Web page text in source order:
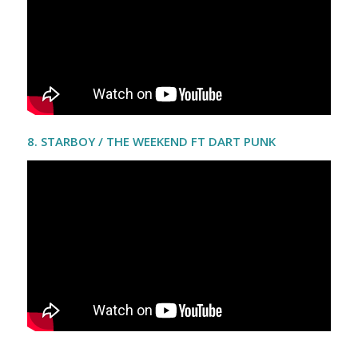
8. STARBOY / THE WEEKEND FT DART PUNK